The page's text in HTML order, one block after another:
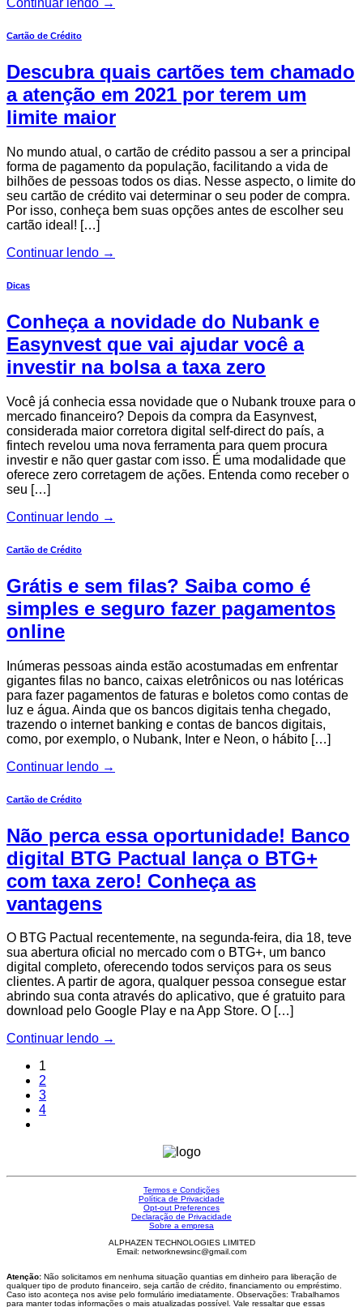
Continuar lendo →
Cartão de Crédito
Descubra quais cartões tem chamado
a atenção em 2021 por terem um
limite maior
No mundo atual, o cartão de crédito passou a ser a principal
forma de pagamento da população, facilitando a vida de
bilhões de pessoas todos os dias. Nesse aspecto, o limite do
seu cartão de crédito vai determinar o seu poder de compra.
Por isso, conheça bem suas opções antes de escolher seu
cartão ideal! […]
Continuar lendo →
Dicas
Conheça a novidade do Nubank e
Easynvest que vai ajudar você a
investir na bolsa a taxa zero
Você já conhecia essa novidade que o Nubank trouxe para o
mercado financeiro? Depois da compra da Easynvest,
considerada maior corretora digital self-direct do país, a
fintech revelou uma nova ferramenta para quem procura
investir e não quer gastar com isso. É uma modalidade que
oferece zero corretagem de ações. Entenda como receber o
seu […]
Continuar lendo →
Cartão de Crédito
Grátis e sem filas? Saiba como é
simples e seguro fazer pagamentos
online
Inúmeras pessoas ainda estão acostumadas em enfrentar
gigantes filas no banco, caixas eletrônicos ou nas lotéricas
para fazer pagamentos de faturas e boletos como contas de
luz e água. Ainda que os bancos digitais tenha chegado,
trazendo o internet banking e contas de bancos digitais,
como, por exemplo, o Nubank, Inter e Neon, o hábito […]
Continuar lendo →
Cartão de Crédito
Não perca essa oportunidade! Banco
digital BTG Pactual lança o BTG+
com taxa zero! Conheça as
vantagens
O BTG Pactual recentemente, na segunda-feira, dia 18, teve
sua abertura oficial no mercado com o BTG+, um banco
digital completo, oferecendo todos serviços para os seus
clientes. A partir de agora, qualquer pessoa consegue estar
abrindo sua conta através do aplicativo, que é gratuito para
download pelo Google Play e na App Store. O […]
Continuar lendo →
1
2
3
4
Termos e Condições
Política de Privacidade
Opt-out Preferences
Declaração de Privacidade
Sobre a empresa
ALPHAZEN TECHNOLOGIES LIMITED
Email: networknewsinc@gmail.com
Atenção: Não solicitamos em nenhuma situação quantias em dinheiro para liberação de
qualquer tipo de produto financeiro, seja cartão de crédito, financiamento ou empréstimo.
Caso isto aconteça nos avise pelo formulário imediatamente. Observações: Trabalhamos
para manter todas informações o mais atualizadas possível. Vale ressaltar que essas